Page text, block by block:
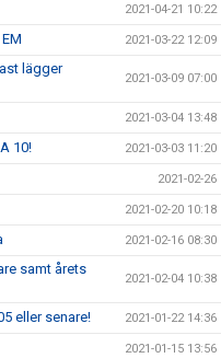
2021-04-21 10:22
2021-03-22 12:09
lägger
2021-03-09 07:00
2021-03-04 13:48
10! 2021-03-03 11:20
2021-02-26
2021-02-20 10:18
2021-02-16 08:30
samt årets
2021-02-04 10:38
eller senare! 2021-01-22 14:36
2021-01-15 13:56